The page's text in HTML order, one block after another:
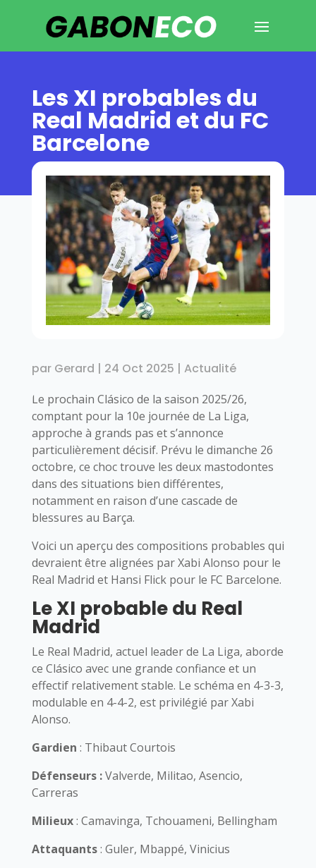
Les XI probables du
Real Madrid et du FC
Barcelone
par Gerard | 24 Oct 2025 | Actualité
Le prochain Clásico de la saison 2025/26,
comptant pour la 10e journée de La Liga,
approche à grands pas et s’annonce
particulièrement décisif. Prévu le dimanche 26
octobre, ce choc trouve les deux mastodontes
dans des situations bien différentes,
notamment en raison d’une cascade de
blessures au Barça.
Voici un aperçu des compositions probables qui
devraient être alignées par Xabi Alonso pour le
Real Madrid et Hansi Flick pour le FC Barcelone.
Le XI probable du Real
Madrid
Le Real Madrid, actuel leader de La Liga, aborde
ce Clásico avec une grande confiance et un
effectif relativement stable. Le schéma en 4-3-3,
modulable en 4-4-2, est privilégié par Xabi
Alonso.
Gardien : Thibaut Courtois
Défenseurs :Valverde, Militao, Asencio,
Carreras
Milieux: Camavinga, Tchouameni, Bellingham
Attaquants: Guler, Mbappé, Vinicius